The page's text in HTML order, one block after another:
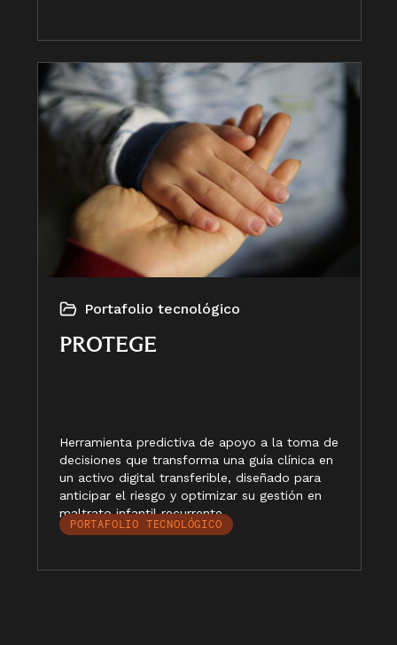
Portafolio tecnológico
PROTEGE
Herramienta predictiva de apoyo a la toma de
decisiones que transforma una guía clínica en
un activo digital transferible, diseñado para
anticipar el riesgo y optimizar su gestión en
maltrato infantil recurrente.
PORTAFOLIO TECNOLÓGICO